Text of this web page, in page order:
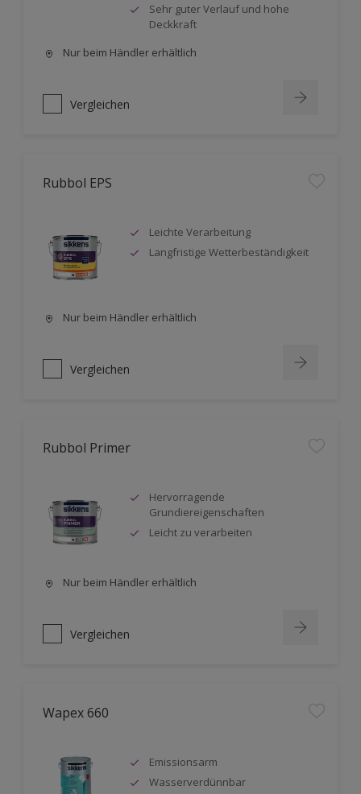
Sehr guter Verlauf und hohe
Deckkraft
Nur beim Händler erhältlich
Vergleichen
Rubbol EPS
Leichte Verarbeitung
Langfristige Wetterbeständigkeit
Nur beim Händler erhältlich
Vergleichen
Rubbol Primer
Hervorragende
Grundiereigenschaften
Leicht zu verarbeiten
Nur beim Händler erhältlich
Vergleichen
Wapex 660
Emissionsarm
Wasserverdünnbar